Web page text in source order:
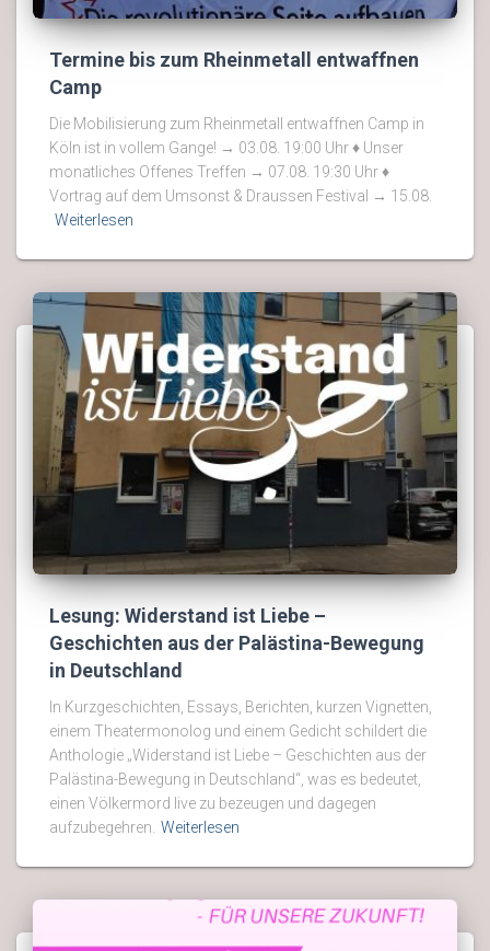
Termine bis zum Rheinmetall entwaffnen
Camp
Die Mobilisierung zum Rheinmetall entwaffnen Camp in
Köln ist in vollem Gange! → 03.08. 19:00 Uhr ♦ Unser
monatliches Offenes Treffen → 07.08. 19:30 Uhr ♦
Vortrag auf dem Umsonst & Draussen Festival → 15.08.
Weiterlesen
Lesung: Widerstand ist Liebe –
Geschichten aus der Palästina-Bewegung
in Deutschland
In Kurzgeschichten, Essays, Berichten, kurzen Vignetten,
einem Theatermonolog und einem Gedicht schildert die
Anthologie „Widerstand ist Liebe – Geschichten aus der
Palästina-Bewegung in Deutschland“, was es bedeutet,
einen Völkermord live zu bezeugen und dagegen
aufzubegehren. Weiterlesen